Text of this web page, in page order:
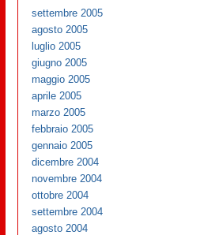
settembre 2005
agosto 2005
luglio 2005
giugno 2005
maggio 2005
aprile 2005
marzo 2005
febbraio 2005
gennaio 2005
dicembre 2004
novembre 2004
ottobre 2004
settembre 2004
agosto 2004